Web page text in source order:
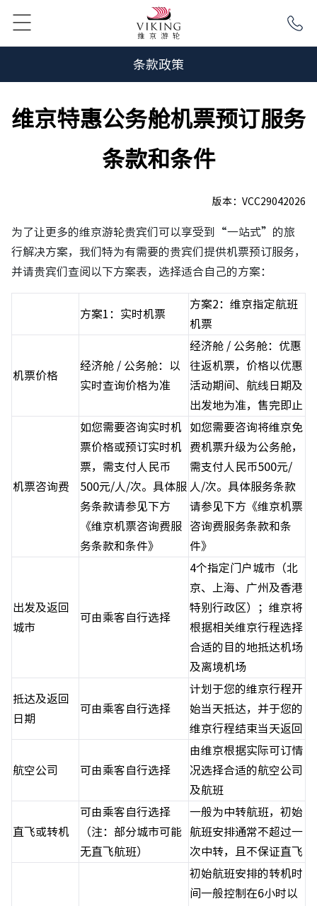
条款政策
维京特惠公务舱机票预订服务
条款和条件
版本：VCC29042026
为了让更多的维京游轮贵宾们可以享受到“一站式”的旅
行解决方案，我们特为有需要的贵宾们提供机票预订服务，
并请贵宾们查阅以下方案表，选择适合自己的方案：
方案1：实时机票
方案2：维京指定航班
机票
机票价格
经济舱 / 公务舱：以
实时查询价格为准
经济舱 / 公务舱：优惠
往返机票，价格以优惠
活动期间、航线日期及
出发地为准，售完即止
机票咨询费
如您需要咨询实时机
票价格或预订实时机
票，需支付人民币
500元/人/次。具体服
务条款请参见下方
《维京机票咨询费服
务条款和条件》
如您需要咨询将维京免
费机票升级为公务舱，
需支付人民币500元/
人/次。具体服务条款
请参见下方《维京机票
咨询费服务条款和条
件》
出发及返回
城市
可由乘客自行选择
4个指定门户城市（北
京、上海、广州及香港
特别行政区）；维京将
根据相关维京行程选择
合适的目的地抵达机场
及离境机场
抵达及返回
日期
可由乘客自行选择
计划于您的维京行程开
始当天抵达，并于您的
维京行程结束当天返回
航空公司 可由乘客自行选择
由维京根据实际可订情
况选择合适的航空公司
及航班
直飞或转机
可由乘客自行选择
（注：部分城市可能
无直飞航班）
一般为中转航班，初始
航班安排通常不超过一
次中转，且不保证直飞
初始航班安排的转机时
间一般控制在6小时以